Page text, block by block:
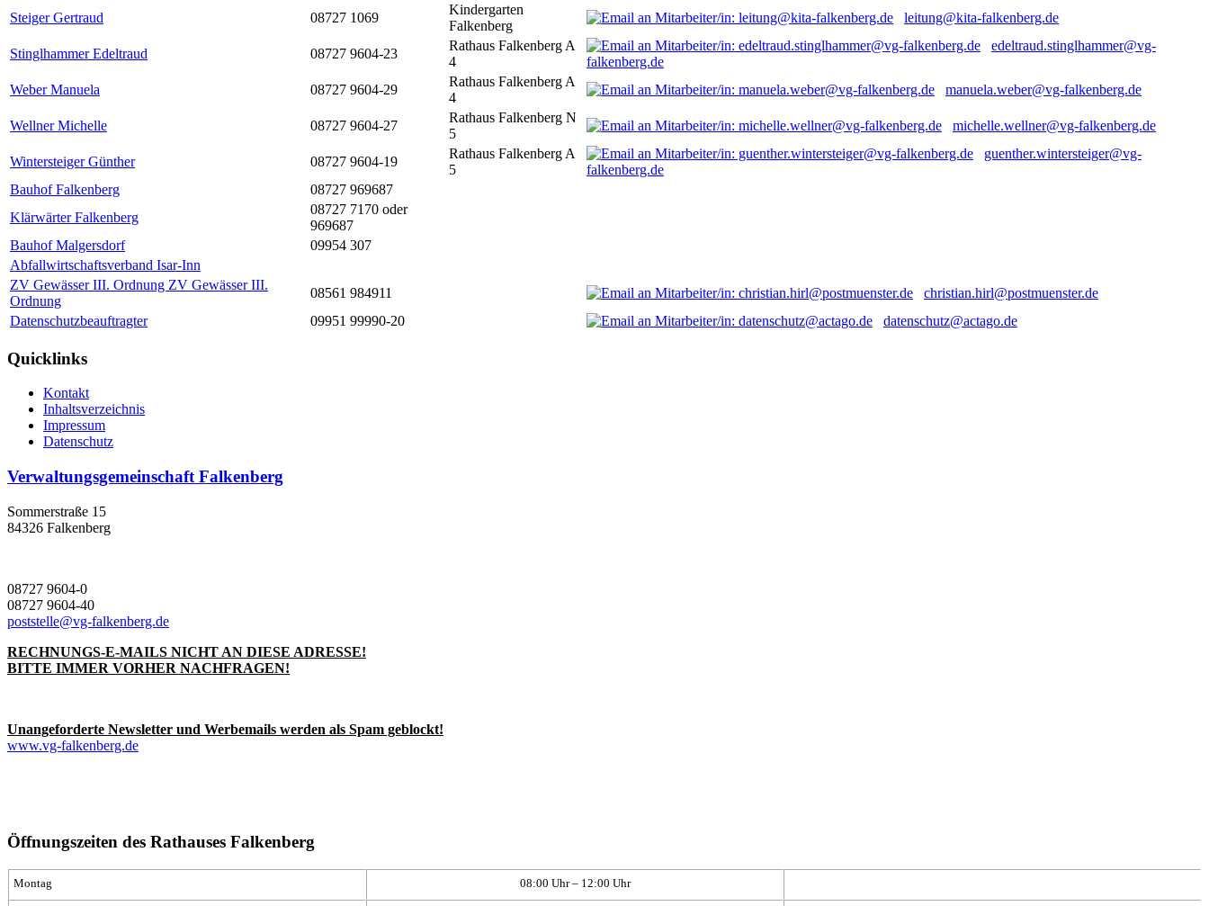
Steiger Gertraud
08727 1069
Kindergarten
Falkenberg
leitung@kita-falkenberg.de
Stinglhammer Edeltraud 08727 9604-23
Rathaus Falkenberg A
4
edeltraud.stinglhammer@vg-
falkenberg.de
Weber Manuela
08727 9604-29
Rathaus Falkenberg A
4
manuela.weber@vg-falkenberg.de
Wellner Michelle 08727 9604-27
Rathaus Falkenberg N
5
michelle.wellner@vg-falkenberg.de
Wintersteiger Günther 08727 9604-19
Rathaus Falkenberg A
5
guenther.wintersteiger@vg-
falkenberg.de
Bauhof Falkenberg
08727 969687
Klärwärter Falkenberg
08727 7170 oder
969687
Bauhof Malgersdorf
09954 307
Abfallwirtschaftsverband Isar-Inn
ZV Gewässer III. Ordnung ZV Gewässer III.
Ordnung
08561 984911
christian.hirl@postmuenster.de
Datenschutzbeauftragter
09951 99990-20 datenschutz@actago.de
Quicklinks
Kontakt
Inhaltsverzeichnis
Impressum
Datenschutz
Verwaltungsgemeinschaft Falkenberg
Sommerstraße 15
84326 Falkenberg
08727 9604-0
08727 9604-40
poststelle@vg-falkenberg.de
RECHNUNGS-E-MAILS NICHT AN DIESE ADRESSE!
BITTE IMMER VORHER NACHFRAGEN!
Unangeforderte Newsletter und Werbemails werden als Spam geblockt!
www.vg-falkenberg.de
Öffnungszeiten des Rathauses Falkenberg
Montag 08:00 Uhr – 12:00 Uhr